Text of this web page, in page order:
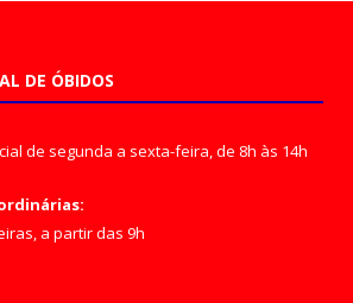
DE ÓBIDOS
de segunda a sexta-feira, de 8h às 14h
a partir das 9h